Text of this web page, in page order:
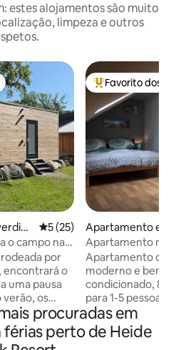
estes alojamentos são muito
limpeza e outros
apreciados
Classificação média de 5
5 (25)
o campo na
por
encontrará o
uma pausa
verão, os
pelo
outro lado.
Favoritos dos
Favorito dos
Apartamento em
de
Apartamento no
bangalô
Apartamento de
moderno e bem
condicionado, 80
para 1-5 pessoas,
orla da floresta!
de jantar (incl.
quarto com cama
procuradas em
perto de Heide